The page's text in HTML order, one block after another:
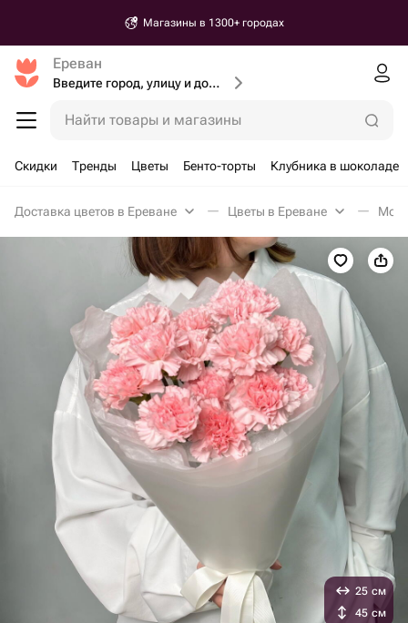
Магазины в 1300+ городах
Ереван
Введите город, улицу и дом доставки
Найти товары и магазины
Скидки Тренды Цветы Бенто-торты Клубника в шоколаде
Доставка цветов в Ереване Цветы в Ереване
25 см
45 см